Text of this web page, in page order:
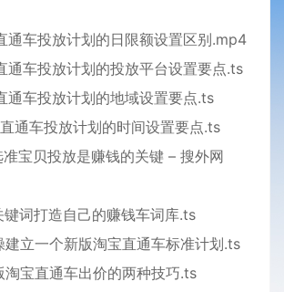
通车投放计划的日限额设置区别.mp4
通车投放计划的投放平台设置要点.ts
通车投放计划的地域设置要点.ts
通车投放计划的时间设置要点.ts
准宝贝投放是赚钱的关键 – 搜外网
键词打造自己的赚钱车词库.ts
建立一个新版淘宝直通车标准计划.ts
淘宝直通车出价的两种技巧.ts